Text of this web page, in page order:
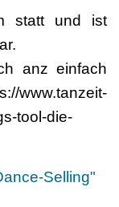
statt und ist
anz einfach
tool-die-
Selling"